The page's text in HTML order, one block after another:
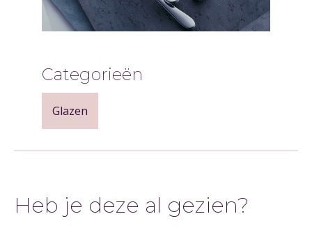
Categorieën
Glazen
Heb je deze al gezien?